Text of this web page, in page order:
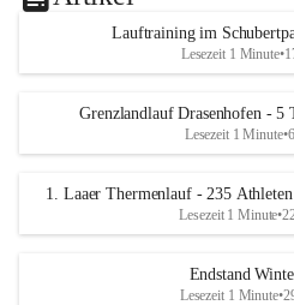
Lauftraining im
Lesezeit 1 Minute•
Grenzlandlauf Drasenhofen - 5
Lesezeit 1 Minute•
1. Laaer Thermenlauf - 235
Lesezeit 1 Minute•
Endstand
Lesezeit 1 Minute•